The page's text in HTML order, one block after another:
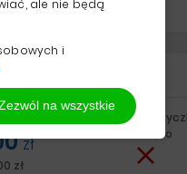
ale nie będą
i
na wszystkie
zł
zł
pierwsza
za darmo